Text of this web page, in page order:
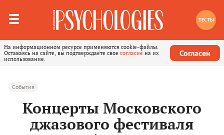
ТЕСТЫ
На информационном ресурсе применяются cookie-файлы.
Оставаясь на сайте, вы подтверждаете свое согласие на их
использование.
Согласен
События
Концерты Московского
джазового фестиваля